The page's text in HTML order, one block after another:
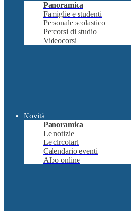
Panoramica
Famiglie e studenti
Personale scolastico
Percorsi di studio
Videocorsi
Novità
Panoramica
Le notizie
Le circolari
Calendario eventi
Albo online